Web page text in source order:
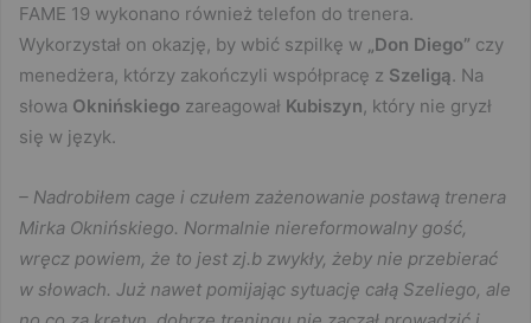
FAME 19 wykonano również telefon do trenera.
Wykorzystał on okazję, by wbić szpilkę w „Don Diego” czy
menedżera, którzy zakończyli współpracę z Szeligą. Na
słowa Oknińskiego zareagował Kubiszyn, który nie gryzł
się w język.
– Nadrobiłem cage i czułem zażenowanie postawą trenera
Mirka Oknińskiego. Normalnie niereformowalny gość,
wręcz powiem, że to jest zj.b zwykły, żeby nie przebierać
w słowach. Już nawet pomijając sytuację całą Szeliego, ale